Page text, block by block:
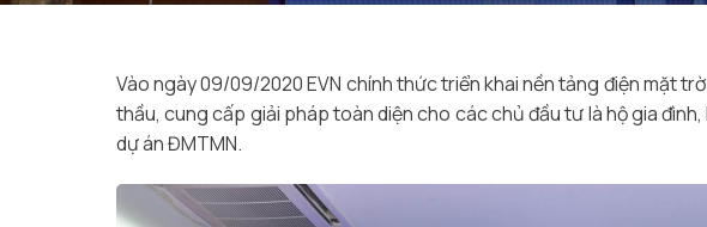
Vào ngày 09/09/2020 EVN chính thức triển khai nền tảng điện mặt
thầu, cung cấp giải pháp toàn diện cho các chủ đầu tư là hộ gia
dự án ĐMTMN.